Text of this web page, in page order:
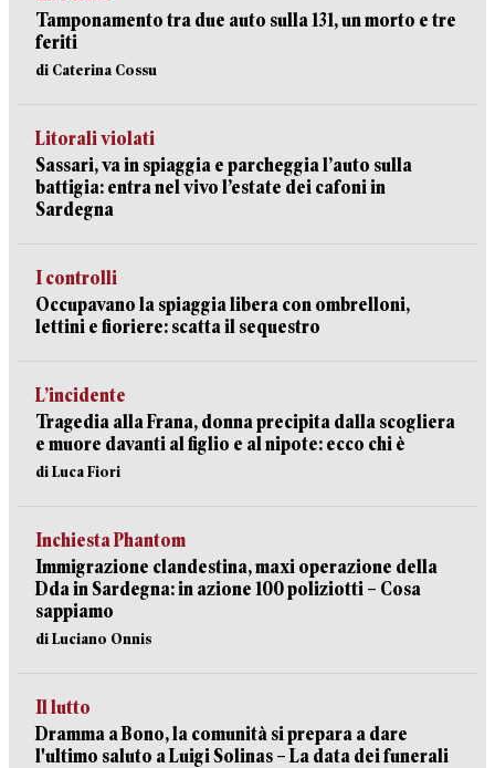
Tamponamento tra due auto sulla 131, un morto e tre
feriti
di Caterina Cossu
Litorali violati
Sassari, va in spiaggia e parcheggia l’auto sulla
battigia: entra nel vivo l’estate dei cafoni in
Sardegna
I controlli
Occupavano la spiaggia libera con ombrelloni,
lettini e fioriere: scatta il sequestro
L’incidente
Tragedia alla Frana, donna precipita dalla scogliera
e muore davanti al figlio e al nipote: ecco chi è
di Luca Fiori
Inchiesta Phantom
Immigrazione clandestina, maxi operazione della
Dda in Sardegna: in azione 100 poliziotti – Cosa
sappiamo
di Luciano Onnis
Il lutto
Dramma a Bono, la comunità si prepara a dare
l'ultimo saluto a Luigi Solinas – La data dei funerali